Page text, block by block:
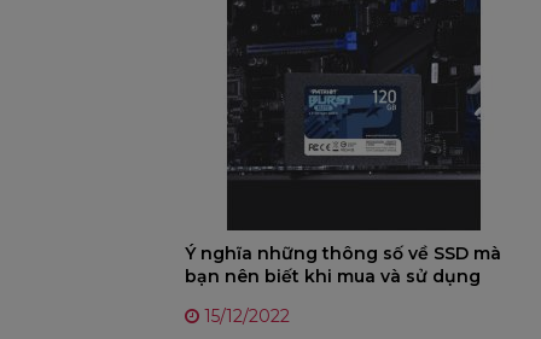
Ý nghĩa những thông số về SSD mà
bạn nên biết khi mua và sử dụng
15/12/2022